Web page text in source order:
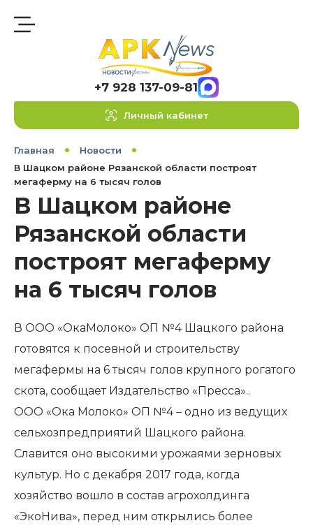
+7 928 137-09-81
Личный кабинет
Главная
Новости
В Шацком районе Рязанской области построят
мегаферму на 6 тысяч голов
В Шацком районе
Рязанской области
построят мегаферму
на 6 тысяч голов
В ООО «ОкаМолоко» ОП №4 Шацкого района
готовятся к посевной и строительству
мегафермы на 6 тысяч голов крупного рогатого
скота, сообщает Издательство «Пресса»..
ООО «Ока Молоко» ОП №4 – одно из ведущих
сельхозпредприятий Шацкого района.
Славится оно высокими урожаями зерновых
культур. Но с декабря 2017 года, когда
хозяйство вошло в состав агрохолдинга
«ЭкоНива», перед ним открылись более